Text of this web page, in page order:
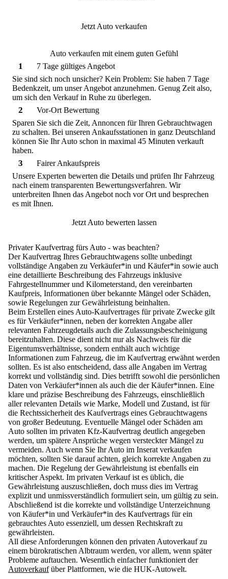
Jetzt Auto verkaufen
Auto verkaufen mit einem guten Gefühl
1
7 Tage gültiges Angebot
Sie sind sich noch unsicher? Kein Problem: Sie haben 7 Tage
Bedenkzeit, um unser Angebot anzunehmen. Genug Zeit also,
um sich den Verkauf in Ruhe zu überlegen.
2
Vor-Ort Bewertung
Sparen Sie sich die Zeit, Annoncen für Ihren Gebrauchtwagen
zu schalten. Bei unseren Ankaufsstationen in ganz Deutschland
können Sie Ihr Auto schon in maximal 45 Minuten verkauft
haben.
3
Fairer Ankaufspreis
Unsere Experten bewerten die Details und prüfen Ihr Fahrzeug
nach einem transparenten Bewertungsverfahren. Wir
unterbreiten Ihnen das Angebot noch vor Ort und besprechen
es mit Ihnen.
Jetzt Auto bewerten lassen
Privater Kaufvertrag fürs Auto - was beachten?
Der Kaufvertrag Ihres Gebrauchtwagens sollte unbedingt
vollständige Angaben zu Verkäufer*in und Käufer*in sowie auch
eine detaillierte Beschreibung des Fahrzeugs inklusive
Fahrgestellnummer und Kilometerstand, den vereinbarten
Kaufpreis, Informationen über bekannte Mängel oder Schäden,
sowie Regelungen zur Gewährleistung beinhalten.
Beim Erstellen eines Auto-Kaufvertrages für private Zwecke gilt
es für Verkäufer*innen, neben der korrekten Angabe aller
relevanten Fahrzeugdetails auch die Zulassungsbescheinigung
bereitzuhalten. Diese dient nicht nur als Nachweis für die
Eigentumsverhältnisse, sondern enthält auch wichtige
Informationen zum Fahrzeug, die im Kaufvertrag erwähnt werden
sollten. Es ist also entscheidend, dass alle Angaben im Vertrag
korrekt und vollständig sind. Dies betrifft sowohl die persönlichen
Daten von Verkäufer*innen als auch die der Käufer*innen. Eine
klare und präzise Beschreibung des Fahrzeugs, einschließlich
aller relevanten Details wie Marke, Modell und Zustand, ist für
die Rechtssicherheit des Kaufvertrags eines Gebrauchtwagens
von großer Bedeutung. Eventuelle Mängel oder Schäden am
Auto sollten im privaten Kfz-Kaufvertrag deutlich angegeben
werden, um spätere Ansprüche wegen versteckter Mängel zu
vermeiden. Auch wenn Sie Ihr Auto im Inserat verkaufen
möchten, sollten Sie darauf achten, gleich korrekte Angaben zu
machen. Die Regelung der Gewährleistung ist ebenfalls ein
kritischer Aspekt. Im privaten Verkauf ist es üblich, die
Gewährleistung auszuschließen, doch muss dies im Vertrag
explizit und unmissverständlich formuliert sein, um gültig zu sein.
Abschließend ist die korrekte und vollständige Unterzeichnung
von Käufer*in und Verkäufer*in des Kaufvertrags für ein
gebrauchtes Auto essenziell, um dessen Rechtskraft zu
gewährleisten.
All diese Anforderungen können den privaten Autoverkauf zu
einem bürokratischen Albtraum werden, vor allem, wenn später
Probleme auftauchen. Wesentlich einfacher funktioniert der
Autoverkaufüber Plattformen, wie die HUK-Autowelt.